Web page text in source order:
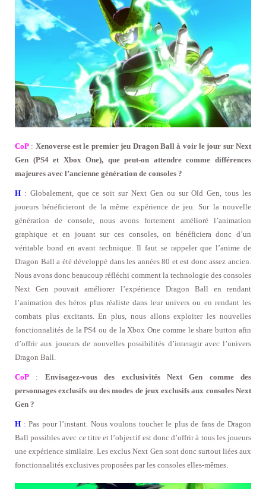
CoP : Xenoverse est le premier jeu Dragon Ball à voir le jour sur Next
Gen (PS4 et Xbox One), que peut-on attendre comme différences
majeures avec l’ancienne génération de consoles ?
H : Globalement, que ce soit sur Next Gen ou sur Old Gen, tous les
joueurs bénéficieront de la même expérience de jeu. Sur la nouvelle
génération de console, nous avons fortement amélioré l’animation
graphique et en jouant sur ces consoles, on bénéficiera donc d’un
véritable bond en avant technique. Il faut se rappeler que l’anime de
Dragon Ball a été développé dans les années 80 et est donc assez ancien.
Nous avons donc beaucoup réfléchi comment la technologie des consoles
Next Gen pouvait améliorer l’expérience Dragon Ball en rendant
l’animation des héros plus réaliste dans leur univers ou en rendant les
combats plus excitants. En plus, nous allons exploiter les nouvelles
fonctionnalités de la PS4 ou de la Xbox One comme le share button afin
d’offrir aux joueurs de nouvelles possibilités d’interagir avec l’univers
Dragon Ball.
CoP : Envisagez-vous des exclusivités Next Gen comme des
personnages exclusifs ou des modes de jeux exclusifs aux consoles Next
Gen ?
H : Pas pour l’instant. Nous voulons toucher le plus de fans de Dragon
Ball possibles avec ce titre et l’objectif est donc d’offrir à tous les joueurs
une expérience similaire. Les exclus Next Gen sont donc surtout liées aux
fonctionnalités exclusives proposées par les consoles elles-mêmes.